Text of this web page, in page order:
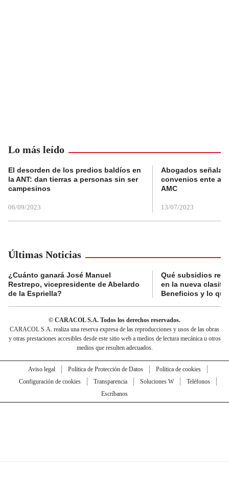
Lo más leído
El desorden de los predios baldíos en
la ANT: dan tierras a personas sin ser
campesinos
06/09/2023
Abogados
convenios ente
AMC
13/07/2023
Últimas Noticias
¿Cuánto ganará José Manuel
Restrepo, vicepresidente de Abelardo
de la Espriella?
Qué subsidios
en la nueva
Beneficios y lo
© CARACOL S.A. Todos los derechos reservados.
CARACOL S.A. realiza una reserva expresa de las reproducciones y usos de las obras
y otras prestaciones accesibles desde este sitio web a medios de lectura mecánica u otros
medios que resulten adecuados.
Aviso legal Política de Protección de Datos
Política de cookies
Configuración de cookies
Transparencia Soluciones W
Teléfonos
Escríbanos